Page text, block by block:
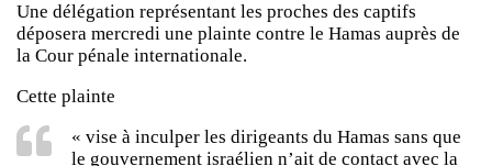
Une délégation représentant les proches des captifs
déposera mercredi une plainte contre le Hamas auprès de
la Cour pénale internationale.
Cette plainte
« vise à inculper les dirigeants du Hamas sans que
le gouvernement israélien n’ait de contact avec la